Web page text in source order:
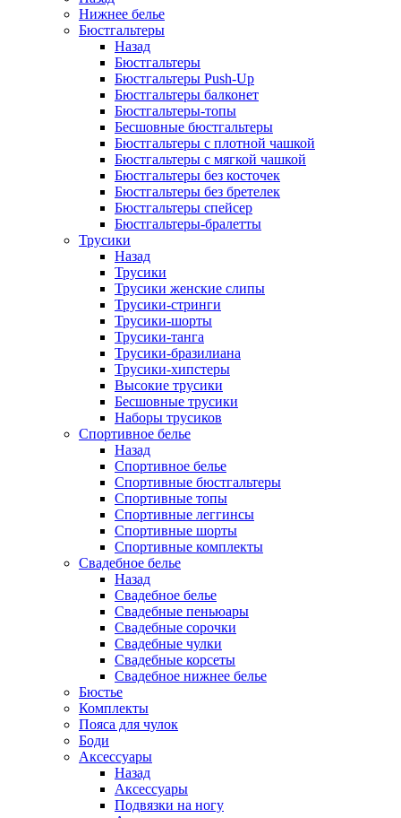
Нижнее белье
Бюстгальтеры
Назад
Бюстгальтеры
Бюстгальтеры Push-Up
Бюстгальтеры балконет
Бюстгальтеры-топы
Бесшовные бюстгальтеры
Бюстгальтеры с плотной чашкой
Бюстгальтеры с мягкой чашкой
Бюстгальтеры без косточек
Бюстгальтеры без бретелек
Бюстгальтеры спейсер
Бюстгальтеры-бралетты
Трусики
Назад
Трусики
Трусики женские слипы
Трусики-стринги
Трусики-шорты
Трусики-танга
Трусики-бразилиана
Трусики-хипстеры
Высокие трусики
Бесшовные трусики
Наборы трусиков
Спортивное белье
Назад
Спортивное белье
Спортивные бюстгальтеры
Спортивные топы
Спортивные леггинсы
Спортивные шорты
Спортивные комплекты
Свадебное белье
Назад
Свадебное белье
Свадебные пеньюары
Свадебные сорочки
Свадебные чулки
Свадебные корсеты
Свадебное нижнее белье
Бюстье
Комплекты
Пояса для чулок
Боди
Аксессуары
Назад
Аксессуары
Подвязки на ногу